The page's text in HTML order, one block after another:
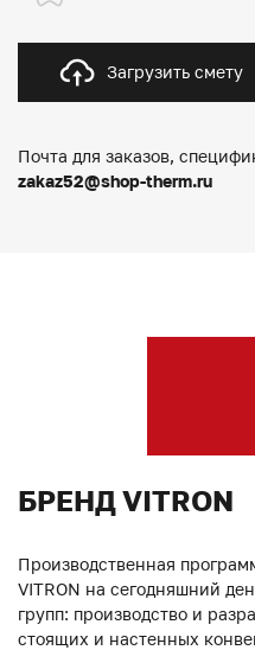
Загрузить смету
Почта для заказов,
zakaz52@shop-therm.ru
БРЕНД VITRON
Производственная
VITRON на сегодняшний
групп: производство и
стоящих и настенных